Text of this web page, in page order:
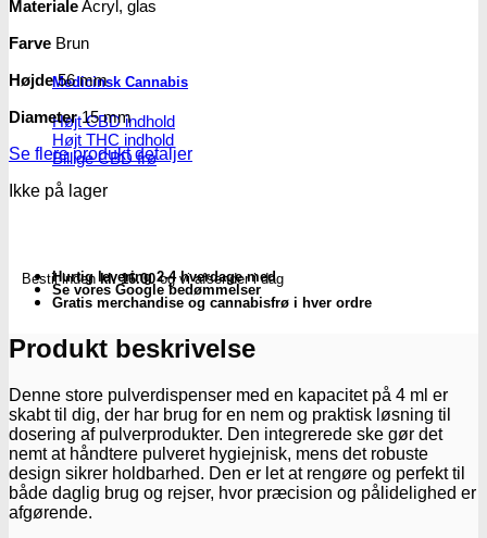
Medicinsk Cannabis
Højt CBD indhold
Højt THC indhold
Billige CBD frø
MaterialeAcryl, glas
Farve Brun
Højde56 mm
Diameter15 mm
Se flere produkt detaljer
Ikke på lager
Bestil indenkl. 16.00og vi afsender i dag
Hurtig levering 2-4 hverdage med
Se vores Google bedømmelser
Gratis merchandise og cannabisfrø i hver ordre
Produkt beskrivelse
Denne store pulverdispenser med en kapacitet på 4 ml er
skabt til dig, der har brug for en nem og praktisk løsning til
dosering af pulverprodukter. Den integrerede ske gør det
nemt at håndtere pulveret hygiejnisk, mens det robuste
design sikrer holdbarhed. Den er let at rengøre og perfekt til
både daglig brug og rejser, hvor præcision og pålidelighed er
afgørende.